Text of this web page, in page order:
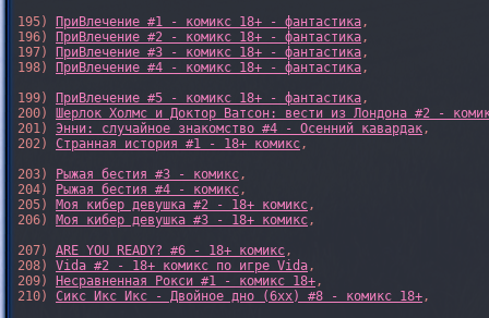
195)
ПриВлечение #1 - комикс 18+ - фантастика,
196)
ПриВлечение #2 - комикс 18+ - фантастика,
197)
ПриВлечение #3 - комикс 18+ - фантастика,
198)
ПриВлечение #4 - комикс 18+ - фантастика,
199)
ПриВлечение #5 - комикс 18+ - фантастика,
200) Шерлок Холмс и Доктор Ватсон: вести из Лондона #2 -
201) Энни: случайное знакомство #4 - Осенний кавардак,
202) Странная история #1 - 18+ комикс,
203)
Рыжая бестия #3 - комикс,
204)
Рыжая бестия #4 - комикс,
205) Моя кибер девушка #2 - 18+ комикс,
206) Моя кибер девушка #3 - 18+ комикс,
207) ARE YOU READY? #6 - 18+ комикс,
208) Vida #2 - 18+ комикс по игре Vida,
209)
Несравненная Рокси #1 - комикс 18+,
210) Сикс Икс Икс - Двойное дно (6xx) #8 - комикс 18+,